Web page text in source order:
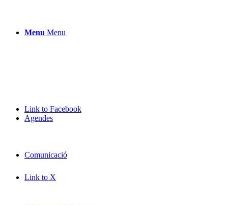
Menu Menu
Link to Facebook
Link to X
Agendes
Comunicació